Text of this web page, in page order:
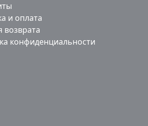
и оплата
возврата
конфиденциальности